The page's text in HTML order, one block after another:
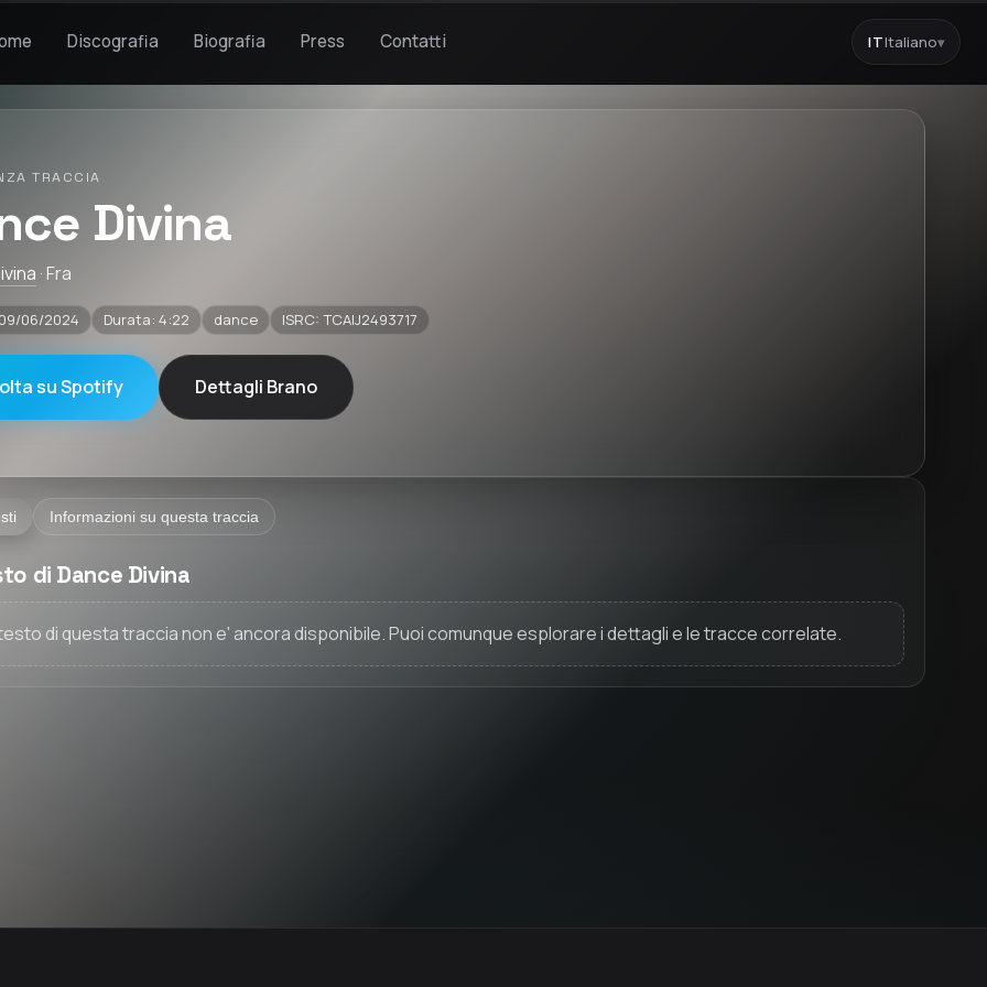
Discografia Biografia Press Contatti ITItaliano▾
TRACCIA
Divina
· Fra
06/2024 Durata: 4:22 dance ISRC: TCAIJ2493717
su Spotify Dettagli Brano
Informazioni su questa traccia
di Dance Divina
di questa traccia non e' ancora disponibile. Puoi comunque esplorare i dettagli e le tracce correlate.